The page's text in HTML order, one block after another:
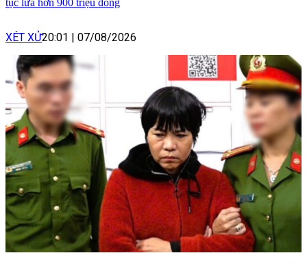
tục lừa hơn 900 triệu đồng
XÉT XỬ20:01 07/08/2026